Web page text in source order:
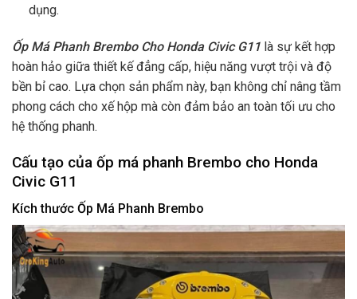
dụng.
Ốp Má Phanh Brembo Cho Honda Civic G11 là sự kết hợp
hoàn hảo giữa thiết kế đẳng cấp, hiệu năng vượt trội và độ
bền bỉ cao. Lựa chọn sản phẩm này, bạn không chỉ nâng tầm
phong cách cho xế hộp mà còn đảm bảo an toàn tối ưu cho
hệ thống phanh.
Cấu tạo của ốp má phanh Brembo cho Honda
Civic G11
Kích thước Ốp Má Phanh Brembo